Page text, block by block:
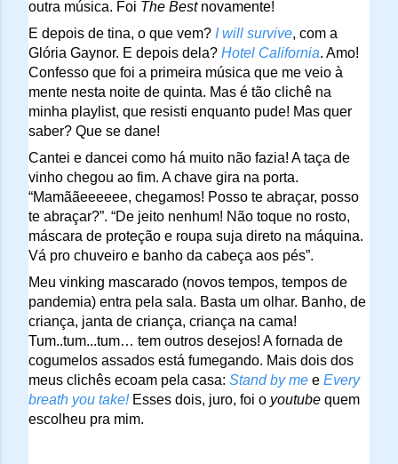
outra música. Foi The Best novamente!
E depois de tina, o que vem? I will survive, com a
Glória Gaynor. E depois dela? Hotel California. Amo!
Confesso que foi a primeira música que me veio à
mente nesta noite de quinta. Mas é tão clichê na
minha playlist, que resisti enquanto pude! Mas quer
saber? Que se dane!
Cantei e dancei como há muito não fazia! A taça de
vinho chegou ao fim. A chave gira na porta.
“Mamããeeeeee, chegamos! Posso te abraçar, posso
te abraçar?”. “De jeito nenhum! Não toque no rosto,
máscara de proteção e roupa suja direto na máquina.
Vá pro chuveiro e banho da cabeça aos pés”.
Meu vinking mascarado (novos tempos, tempos de
pandemia) entra pela sala. Basta um olhar. Banho, de
criança, janta de criança, criança na cama!
Tum..tum...tum… tem outros desejos! A fornada de
cogumelos assados está fumegando. Mais dois dos
meus clichês ecoam pela casa: Stand by me e Every
breath you take! Esses dois, juro, foi o youtube quem
escolheu pra mim.